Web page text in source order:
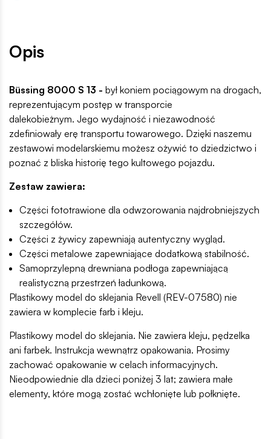
Opis
Büssing 8000 S 13 - był koniem pociągowym na drogach,
reprezentującym postęp w transporcie
dalekobieżnym. Jego wydajność i niezawodność
zdefiniowały erę transportu towarowego. Dzięki naszemu
zestawowi modelarskiemu możesz ożywić to dziedzictwo i
poznać z bliska historię tego kultowego pojazdu.
Zestaw zawiera:
Części fototrawione dla odwzorowania najdrobniejszych
szczegółów.
Części z żywicy zapewniają autentyczny wygląd.
Części metalowe zapewniające dodatkową stabilność.
Samoprzylepną drewniana podłoga zapewniającą
realistyczną przestrzeń ładunkową.
Plastikowy model do sklejania Revell (REV-07580) nie
zawiera w komplecie farb i kleju.
Plastikowy model do sklejania. Nie zawiera kleju, pędzelka
ani farbek. Instrukcja wewnątrz opakowania. Prosimy
zachować opakowanie w celach informacyjnych.
Nieodpowiednie dla dzieci poniżej 3 lat; zawiera małe
elementy, które mogą zostać wchłonięte lub połknięte.